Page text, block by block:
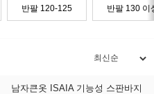
반팔 120-125 반팔 130 이
남자큰옷 ISAIA 기능성 스판바지